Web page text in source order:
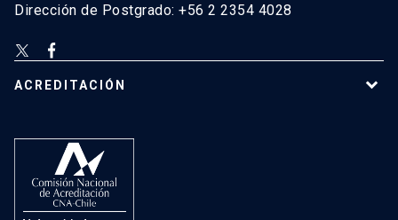
Dirección de Postgrado: +56 2 2354 4028
ACREDITACIÓN